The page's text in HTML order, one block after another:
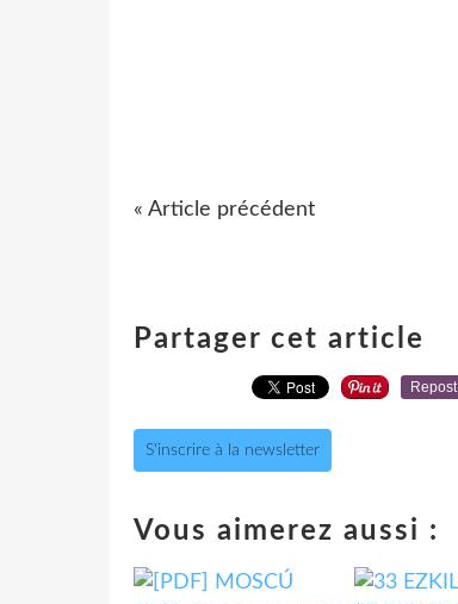
« Article précédent
Partager cet article
Repost
S'inscrire à la newsletter
Vous aimerez aussi :